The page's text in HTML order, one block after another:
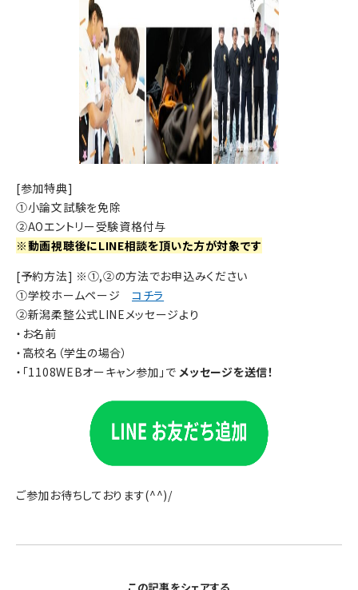
[参加特典]
①小論文試験を免除
②AOエントリー受験資格付与
※動画視聴後にLINE相談を頂いた方が対象です
[予約方法] ※①,②の方法でお申込みください
①学校ホームページ コチラ
②新潟柔整公式LINEメッセージより
・お名前
・高校名（学生の場合）
・「1108WEBオーキャン参加」でメッセージを送信！
ご参加お待ちしております(^^)/